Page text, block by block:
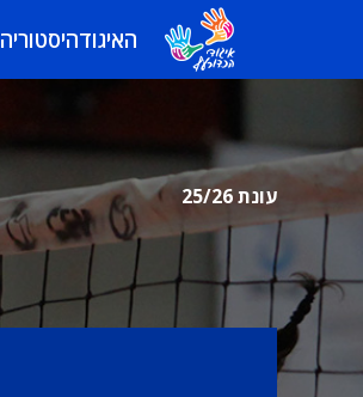
האיגודהיסטוריה
עונת 25/26